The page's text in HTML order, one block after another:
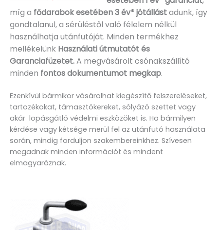
míg a fődarabok esetében 3 év* jótállástadunk, így
gondtalanul, a sérüléstől való félelem nélkül
használhatja utánfutóját. Minden termékhez
mellékelünk Használati útmutatót és
Garanciafüzetet.A megvásárolt csónakszállító
minden fontos dokumentumot megkap.
Ezenkívül bármikor vásárolhat kiegészítő felszereléseket,
tartozékokat, támasztókereket, sólyázó szettet vagy
akár lopásgátló védelmi eszközöket is. Ha bármilyen
kérdése vagy kétsége merül fel az utánfutó használata
során, mindig forduljon szakembereinkhez. Szívesen
megadnak minden információt és mindent
elmagyaráznak.